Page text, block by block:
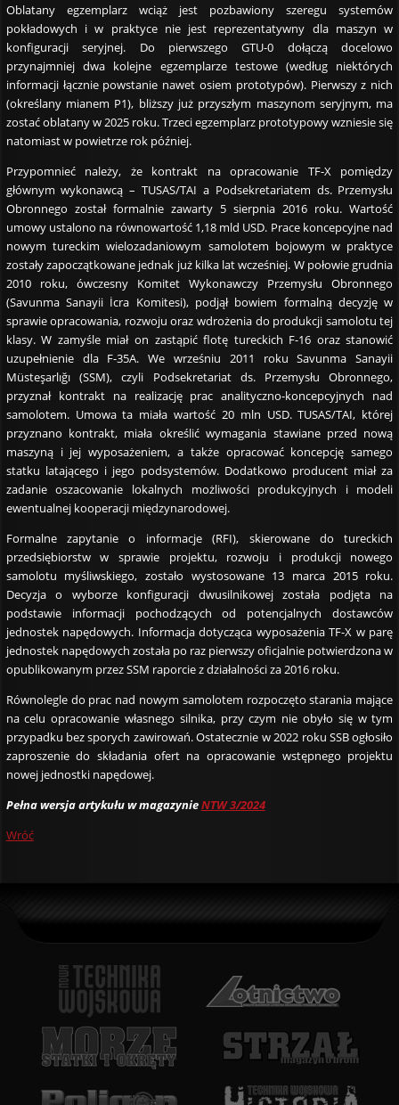
Oblatany egzemplarz wciąż jest pozbawiony szeregu systemów
pokładowych i w praktyce nie jest reprezentatywny dla maszyn w
konfiguracji seryjnej. Do pierwszego GTU-0 dołączą docelowo
przynajmniej dwa kolejne egzemplarze testowe (według niektórych
informacji łącznie powstanie nawet osiem prototypów). Pierwszy z nich
(określany mianem P1), bliższy już przyszłym maszynom seryjnym, ma
zostać oblatany w 2025 roku. Trzeci egzemplarz prototypowy wzniesie się
natomiast w powietrze rok później.
Przypomnieć należy, że kontrakt na opracowanie TF-X pomiędzy
głównym wykonawcą – TUSAS/TAI a Podsekretariatem ds. Przemysłu
Obronnego został formalnie zawarty 5 sierpnia 2016 roku. Wartość
umowy ustalono na równowartość 1,18 mld USD. Prace koncepcyjne nad
nowym tureckim wielozadaniowym samolotem bojowym w praktyce
zostały zapoczątkowane jednak już kilka lat wcześniej. W połowie grudnia
2010 roku, ówczesny Komitet Wykonawczy Przemysłu Obronnego
(Savunma Sanayii İcra Komitesi), podjął bowiem formalną decyzję w
sprawie opracowania, rozwoju oraz wdrożenia do produkcji samolotu tej
klasy. W zamyśle miał on zastąpić flotę tureckich F-16 oraz stanowić
uzupełnienie dla F-35A. We wrześniu 2011 roku Savunma Sanayii
Müsteşarlığı (SSM), czyli Podsekretariat ds. Przemysłu Obronnego,
przyznał kontrakt na realizację prac analityczno-koncepcyjnych nad
samolotem. Umowa ta miała wartość 20 mln USD. TUSAS/TAI, której
przyznano kontrakt, miała określić wymagania stawiane przed nową
maszyną i jej wyposażeniem, a także opracować koncepcję samego
statku latającego i jego podsystemów. Dodatkowo producent miał za
zadanie oszacowanie lokalnych możliwości produkcyjnych i modeli
ewentualnej kooperacji międzynarodowej.
Formalne zapytanie o informacje (RFI), skierowane do tureckich
przedsiębiorstw w sprawie projektu, rozwoju i produkcji nowego
samolotu myśliwskiego, zostało wystosowane 13 marca 2015 roku.
Decyzja o wyborze konfiguracji dwusilnikowej została podjęta na
podstawie informacji pochodzących od potencjalnych dostawców
jednostek napędowych. Informacja dotycząca wyposażenia TF-X w parę
jednostek napędowych została po raz pierwszy oficjalnie potwierdzona w
opublikowanym przez SSM raporcie z działalności za 2016 roku.
Równolegle do prac nad nowym samolotem rozpoczęto starania mające
na celu opracowanie własnego silnika, przy czym nie obyło się w tym
przypadku bez sporych zawirowań. Ostatecznie w 2022 roku SSB ogłosiło
zaproszenie do składania ofert na opracowanie wstępnego projektu
nowej jednostki napędowej.
Pełna wersja artykułu w magazynieNTW 3/2024
Wróć